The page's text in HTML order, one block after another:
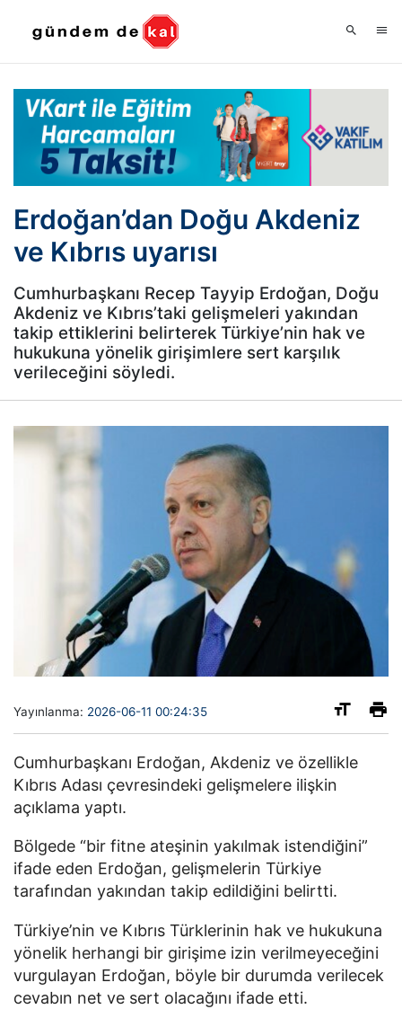
Erdoğan’dan Doğu Akdeniz
ve Kıbrıs uyarısı
Cumhurbaşkanı Recep Tayyip Erdoğan, Doğu
Akdeniz ve Kıbrıs’taki gelişmeleri yakından
takip ettiklerini belirterek Türkiye’nin hak ve
hukukuna yönelik girişimlere sert karşılık
verileceğini söyledi.
Yayınlanma: 2026-06-11 00:24:35
Cumhurbaşkanı Erdoğan, Akdeniz ve özellikle
Kıbrıs Adası çevresindeki gelişmelere ilişkin
açıklama yaptı.
Bölgede “bir fitne ateşinin yakılmak istendiğini”
ifade eden Erdoğan, gelişmelerin Türkiye
tarafından yakından takip edildiğini belirtti.
Türkiye’nin ve Kıbrıs Türklerinin hak ve hukukuna
yönelik herhangi bir girişime izin verilmeyeceğini
vurgulayan Erdoğan, böyle bir durumda verilecek
cevabın net ve sert olacağını ifade etti.